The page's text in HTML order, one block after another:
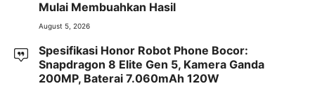
Mulai Membuahkan Hasil
August 5, 2026
Spesifikasi Honor Robot Phone Bocor:
Snapdragon 8 Elite Gen 5, Kamera Ganda
200MP, Baterai 7.060mAh 120W